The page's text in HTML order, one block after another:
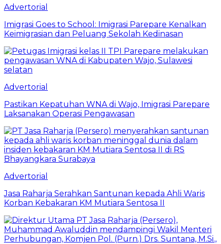
Advertorial
Imigrasi Goes to School: Imigrasi Parepare Kenalkan
Keimigrasian dan Peluang Sekolah Kedinasan
Advertorial
Pastikan Kepatuhan WNA di Wajo, Imigrasi Parepare
Laksanakan Operasi Pengawasan
Advertorial
Jasa Raharja Serahkan Santunan kepada Ahli Waris
Korban Kebakaran KM Mutiara Sentosa II